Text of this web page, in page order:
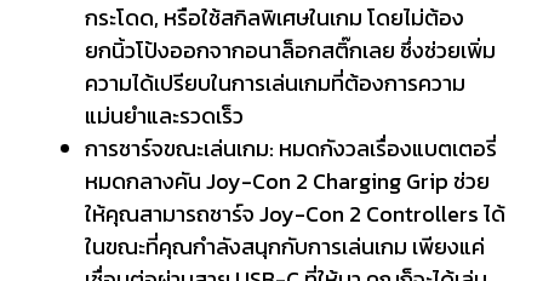
กระโดด, หรือใช้สกิลพิเศษในเกม โดยไม่ต้อง
ยกนิ้วโป้งออกจากอนาล็อกสติ๊กเลย ซึ่งช่วยเพิ่ม
ความได้เปรียบในการเล่นเกมที่ต้องการความ
แม่นยำและรวดเร็ว
การชาร์จขณะเล่นเกม: หมดกังวลเรื่องแบตเตอรี่
หมดกลางคัน Joy-Con 2 Charging Grip ช่วย
ให้คุณสามารถชาร์จ Joy-Con 2 Controllers ได้
ในขณะที่คุณกำลังสนุกกับการเล่นเกม เพียงแค่